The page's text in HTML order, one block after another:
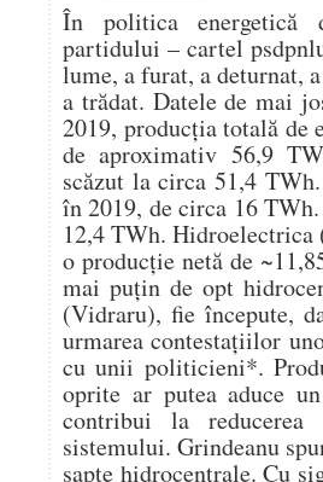
În politica
partidului – cartel
lume, a furat, a deturnat,
a trădat. Datele de mai
2019, producția totală de
de aproximativ 56,9
scăzut la circa 51,4
în 2019, de circa 16
12,4 TWh.
o producție netă de
mai puțin de opt
(Vidraru), fie începute,
urmarea contestațiilor
cu unii politicieni*.
oprite ar putea aduce
contribui la
sistemului. Grindeanu
șapte hidrocentrale. Cu